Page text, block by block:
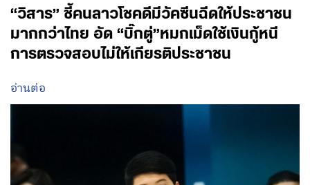
“วิสาร” ชี้คนลาวโชคดีมีวัคซีนฉีดให้ประชาชน
มากกว่าไทย อัด “บิ๊กตู่”หมกเม็ดใช้เงินกู้หนี
การตรวจสอบไม่ให้เกียรติประชาชน
อ่านต่อ